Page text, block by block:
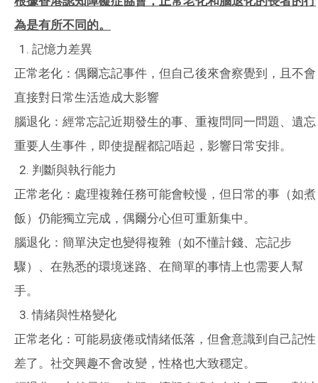
為是有所不同的。
記憶力差異
正常老化：偶爾忘記事件，但自己後來會察覺到，且不會
直接對日常生活造成大影響
腦退化：經常忘記近期發生的事、重複問同一問題、遺忘
重要人生事件，即使提醒都記唔起，影響日常安排。
判斷與執行能力
正常老化：處理複雜任務可能會較慢，但日常的事（如煮
飯）仍能獨立完成，偶爾分心但可重新集中。
腦退化：簡單決定也變得複雜（如不懂計錢、忘記步
驟）、在熟悉的環境迷路、在簡單的事情上也需要人幫
手。
情緒與性格變化
正常老化：可能易疲倦或情緒低落，但會意識到自己記性
差了。社交興趣不會改變，性格也大致穩定。